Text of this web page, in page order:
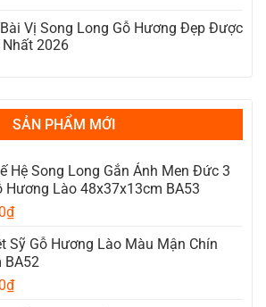
Vị Song Long Gỗ Hương Đẹp Được
Nhất 2026
SẢN PHẨM MỚI
Hệ Song Long Gắn Ảnh Men Đức 3
Hương Lào 48x37x13cm BA53
₫
Sỹ Gỗ Hương Lào Màu Mận Chín
BA52
₫